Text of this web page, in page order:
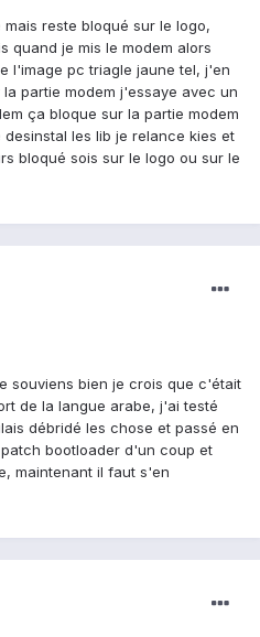
reste bloqué sur le logo,
quand je mis le modem alors
l'image pc triagle jaune tel, j'en
partie modem j'essaye avec un
ça bloque sur la partie modem
les lib je relance kies et
bloqué sois sur le logo ou sur le
souviens bien je crois que c'était
de la langue arabe, j'ai testé
débridé les chose et passé en
bootloader d'un coup et
maintenant il faut s'en